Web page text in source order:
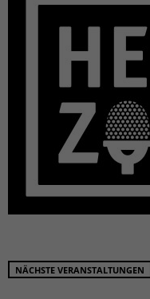
NÄCHSTE VERANSTALTUNGEN